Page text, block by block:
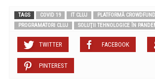
TAGS COVID 19 IT CLUJ
PLATFORMĂ
PROGRAMATORI CLUJ
SOLUŢII TEHNOLOGICE ÎN
TWITTER FACEBOOK
PINTEREST